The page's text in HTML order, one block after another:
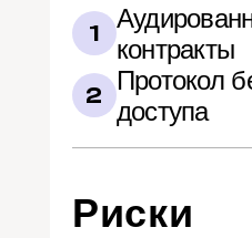
1
контракты
2
Протокол
доступа
Риски